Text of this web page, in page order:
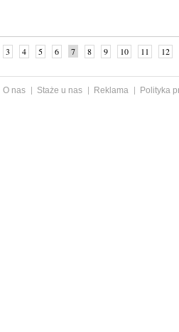
3 4 5 6 7 8 9 10 11 12
O nas Staże u nas Reklama
Polityka